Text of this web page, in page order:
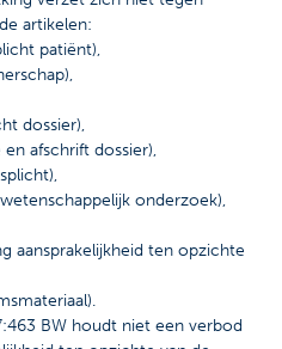
artikelen:
patiënt),
dossier),
afschrift dossier),
onderzoek),
aansprakelijkheid ten opzichte
BW houdt niet een verbod